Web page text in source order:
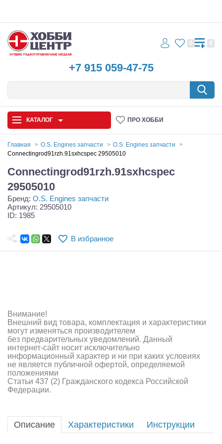
+7 915 059-47-75
0 0
КАТАЛОГ ПРО ХОББИ
Запчасти и аксессуары
Игрушки
Аппаратура и электроника
Аккумуляторы и батарейки
Зарядные устройства и блоки питания
Двигатели
Технические жидкости
Оптовая продажа запчастей для моделей
Главная O.S. Engines запчасти
O.S. Engines запчасти
Connectingrod91rzh.91sxhcspec 29505010
Connectingrod91rzh.91sxhcspec
29505010
Бренд: O.S. Engines запчасти
Артикул: 29505010
ID: 1985
В избранное
Внимание!
Внешний вид товара, комплектация и характеристики
могут изменяться производителем
без предварительных уведомлений. Данный
интернет-сайт носит исключительно
информационный характер и ни при каких условиях
не является публичной офертой, определяемой
положениями
Статьи 437 (2) Гражданского кодекса Российской
Федерации.
Описание Характеристики Инструкции